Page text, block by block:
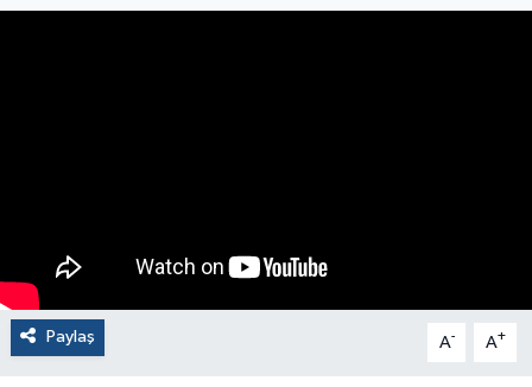
Paylaş A- A+